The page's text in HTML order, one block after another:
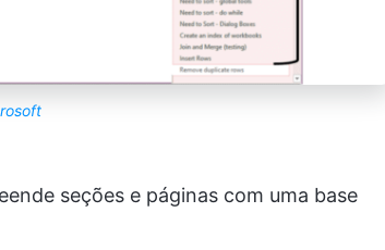
seções e páginas com uma base